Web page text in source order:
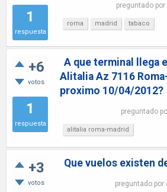
1
respuesta
preguntado por
roma madrid tabaco
+6
votos
1
respuesta
A que terminal llega
Alitalia Az 7116
proximo 10/04/2012?
preguntado
alitalia roma-madrid
+3
votos
Que vuelos existen
preguntado por